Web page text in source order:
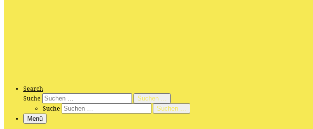
Search
Suche
Suchen …
Suche
Suchen …
Menü